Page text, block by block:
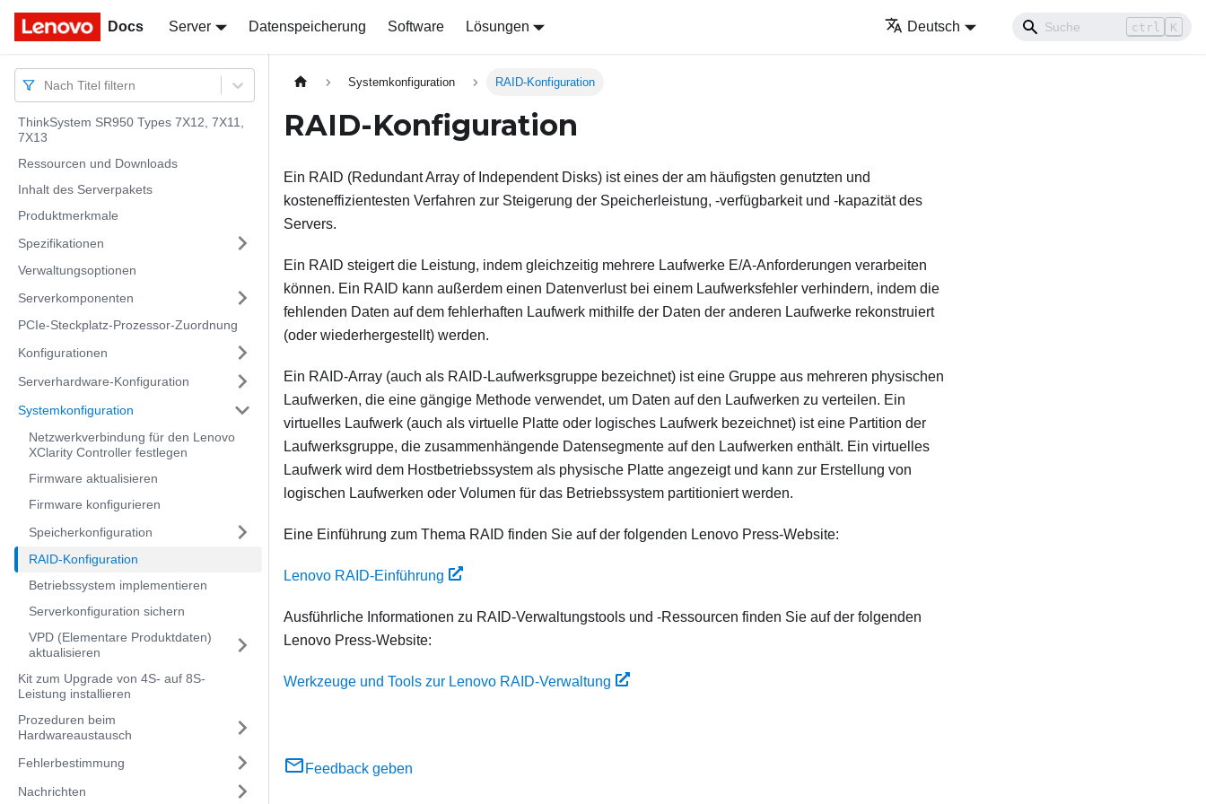
Docs Server Datenspeicherung Software Lösungen Deutsch ctrl K
Docs
Nach Titel filtern
ThinkSystem SR950 Types 7X12, 7X11,
7X13
Ressourcen und Downloads
Inhalt des Serverpakets
Produktmerkmale
Spezifikationen
Verwaltungsoptionen
Serverkomponenten
PCIe-Steckplatz-Prozessor-Zuordnung
Konfigurationen
Serverhardware-Konfiguration
Systemkonfiguration
Netzwerkverbindung für den Lenovo
XClarity Controller festlegen
Firmware aktualisieren
Firmware konfigurieren
Speicherkonfiguration
RAID-Konfiguration
Betriebssystem implementieren
Serverkonfiguration sichern
VPD (Elementare Produktdaten)
aktualisieren
Kit zum Upgrade von 4S- auf 8S-
Leistung installieren
Prozeduren beim
Hardwareaustausch
Fehlerbestimmung
Nachrichten
Systemkonfiguration RAID-Konfiguration
RAID-Konfiguration
Ein RAID (Redundant Array of Independent Disks) ist eines der am häufigsten genutzten und
kosteneffizientesten Verfahren zur Steigerung der Speicherleistung, -verfügbarkeit und -kapazität des
Servers.
Ein RAID steigert die Leistung, indem gleichzeitig mehrere Laufwerke E/A-Anforderungen verarbeiten
können. Ein RAID kann außerdem einen Datenverlust bei einem Laufwerksfehler verhindern, indem die
fehlenden Daten auf dem fehlerhaften Laufwerk mithilfe der Daten der anderen Laufwerke rekonstruiert
(oder wiederhergestellt) werden.
Ein RAID-Array (auch als RAID-Laufwerksgruppe bezeichnet) ist eine Gruppe aus mehreren physischen
Laufwerken, die eine gängige Methode verwendet, um Daten auf den Laufwerken zu verteilen. Ein
virtuelles Laufwerk (auch als virtuelle Platte oder logisches Laufwerk bezeichnet) ist eine Partition der
Laufwerksgruppe, die zusammenhängende Datensegmente auf den Laufwerken enthält. Ein virtuelles
Laufwerk wird dem Hostbetriebssystem als physische Platte angezeigt und kann zur Erstellung von
logischen Laufwerken oder Volumen für das Betriebssystem partitioniert werden.
Eine Einführung zum Thema RAID finden Sie auf der folgenden Lenovo Press-Website:
Lenovo RAID-Einführung
Ausführliche Informationen zu RAID-Verwaltungstools und -Ressourcen finden Sie auf der folgenden
Lenovo Press-Website:
Werkzeuge und Tools zur Lenovo RAID-Verwaltung
Feedback geben